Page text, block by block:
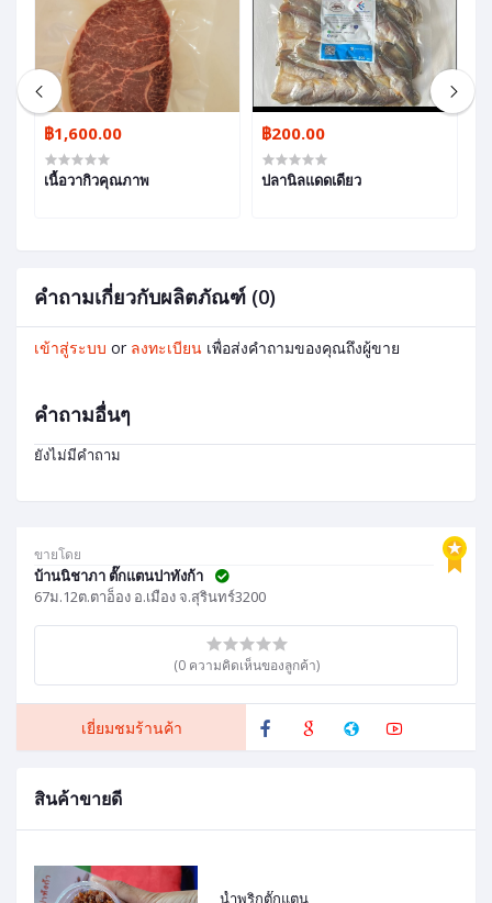
ขายโดย
บ้านนิชาภา ตั๊กแตนปาทังก้า
67ม.12ต.ตาอ็อง อ.เมือง จ.สุรินทร์3200
(0 ความคิดเห็นของลูกค้า)
เยี่ยมชมร้านค้า
สินค้าขายดี
น้ำพริกตั๊กแตน
฿1,600.00
เนื้อวากิวคุณภาพ
฿200.00
ปลานิลแดดเดียว
คำถามเกี่ยวกับผลิตภัณฑ์ (0)
เข้าสู่ระบบ or ลงทะเบียน เพื่อส่งคำถามของคุณถึงผู้ขาย
คำถามอื่นๆ
ยังไม่มีคำถาม